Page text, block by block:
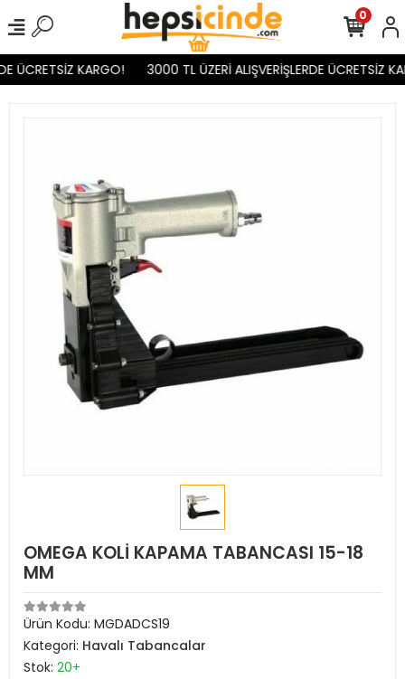
ÜCRETSİZ KARGO! 3000 TL ÜZERİ ALIŞVERİŞLERDE ÜCRETSİZ
0
OMEGA KOLİ KAPAMA TABANCASI 15-18
MM
Ürün Kodu: MGDADCS19
Kategori: Havalı Tabancalar
Stok: 20+